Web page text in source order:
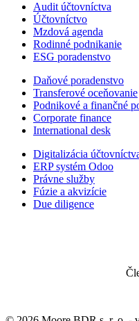
Audit účtovníctva
Účtovníctvo
Mzdová agenda
Rodinné podnikanie
ESG poradenstvo
Daňové poradenstvo
Transferové oceňovanie
Podnikové a finančné
Corporate finance
International desk
Digitalizácia
ERP systém Odoo
Právne služby
Fúzie a akvizície
Due diligence